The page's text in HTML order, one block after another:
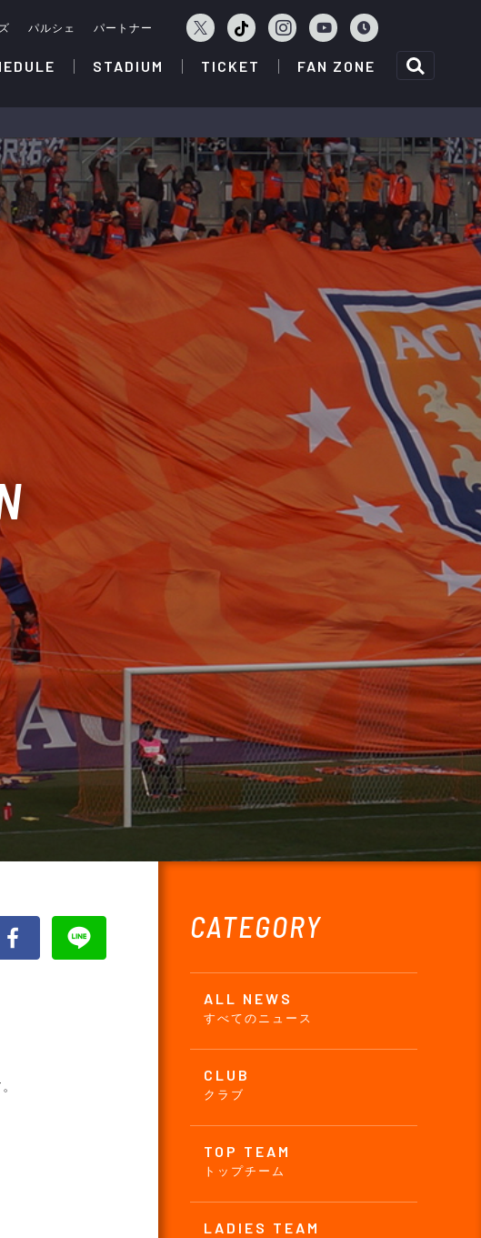
パルシェ パートナー
STADIUM TICKET FAN ZONE
CATEGORY
ALL NEWS
すべてのニュース
CLUB
クラブ
TOP TEAM
トップチーム
LADIES TEAM